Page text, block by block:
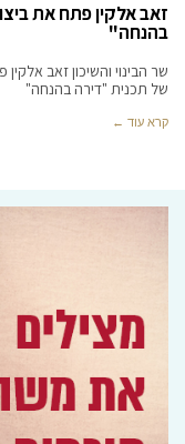
זאב אלקין פתח את
בהנחה"
שר הבינוי והשיכון זאב
של תכנית "דירה בהנחה"
קרא עוד ←